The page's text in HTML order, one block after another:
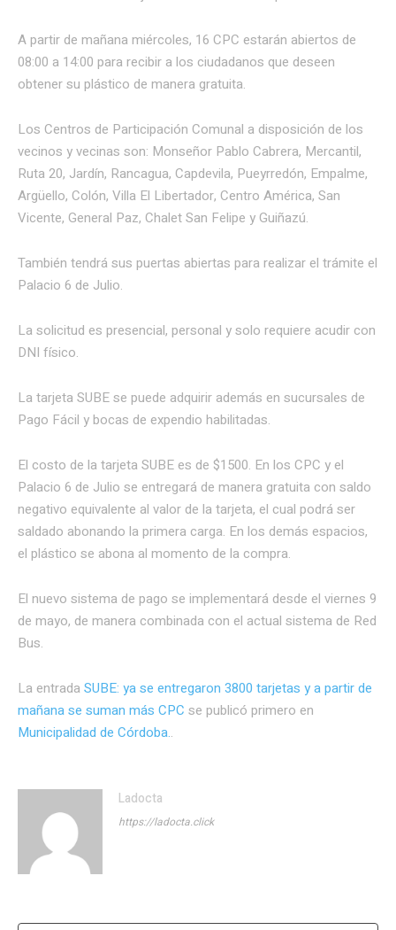
A partir de mañana miércoles, 16 CPC estarán abiertos de
08:00 a 14:00 para recibir a los ciudadanos que deseen
obtener su plástico de manera gratuita.
Los Centros de Participación Comunal a disposición de los
vecinos y vecinas son: Monseñor Pablo Cabrera, Mercantil,
Ruta 20, Jardín, Rancagua, Capdevila, Pueyrredón, Empalme,
Argüello, Colón, Villa El Libertador, Centro América, San
Vicente, General Paz, Chalet San Felipe y Guiñazú.
También tendrá sus puertas abiertas para realizar el trámite el
Palacio 6 de Julio.
La solicitud es presencial, personal y solo requiere acudir con
DNI físico.
La tarjeta SUBE se puede adquirir además en sucursales de
Pago Fácil y bocas de expendio habilitadas.
El costo de la tarjeta SUBE es de $1500. En los CPC y el
Palacio 6 de Julio se entregará de manera gratuita con saldo
negativo equivalente al valor de la tarjeta, el cual podrá ser
saldado abonando la primera carga. En los demás espacios,
el plástico se abona al momento de la compra.
El nuevo sistema de pago se implementará desde el viernes 9
de mayo, de manera combinada con el actual sistema de Red
Bus.
La entrada SUBE: ya se entregaron 3800 tarjetas y a partir de
mañana se suman más CPC se publicó primero en
Municipalidad de Córdoba..
Ladocta
https://ladocta.click